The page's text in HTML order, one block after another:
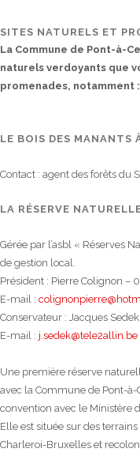
SITES NATURELS ET
La Commune de Pont-à-
naturels verdoyants que
promenades, notamment :
LE BOIS DES MANANTS
Contact : agent des forêts du
LA RÉSERVE
Gérée par l’asbl « Réserves
de gestion local.
Président : Pierre Colignon –
E-mail :
Conservateur : Jacques
E-mail : j.sedek@tele2allin.be
Une première réserve
avec la Commune de Pont-à-
convention avec le Ministère
Elle est située sur des
Charleroi-Bruxelles et